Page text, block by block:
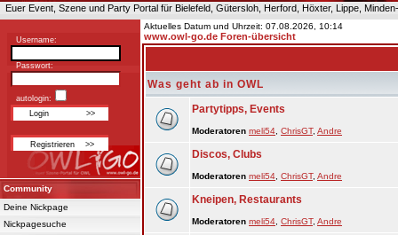
Euer Event, Szene und Party Portal für Bielefeld, Gütersloh, Herford, Höxter, Lippe,
Username:
Passwort:
autologin:
Community
Deine Nickpage
Nickpagesuche
Aktuelles Datum und Uhrzeit: 07.08.2026, 10:14
www.owl-go.de Foren-übersicht
Was geht ab in OWL
Partytipps, Events
Moderatoren meli54 ChrisGT, Andre
Discos, Clubs
Moderatoren meli54 ChrisGT, Andre
Kneipen, Restaurants
Moderatoren meli54 ChrisGT, Andre